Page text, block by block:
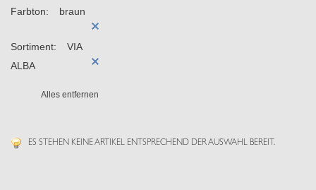
Farbton: braun
Sortiment:
VIA
ALBA
Alles entfernen
ES STEHEN KEINE ARTIKEL ENTSPRECHEND DER AUSWAHL BEREIT.